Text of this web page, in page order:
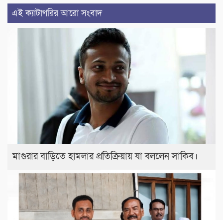
এই ক্যাটাগরির আরো সংবাদ
মাগুরার বাড়িতে হামলার প্রতিক্রিয়ায় যা বললেন সাকিব।